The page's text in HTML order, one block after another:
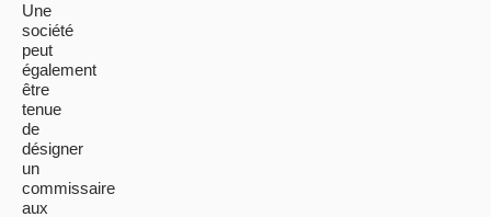
Une
société
peut
également
être
tenue
de
désigner
un
commissaire
aux